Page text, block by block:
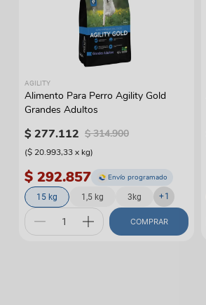
AGILITY
Alimento Para Perro Agility Gold
Grandes Adultos
$277.112 $ 314.900
($ 20.993,33x kg)
$ 292.857 Envío programado
15 kg 1,5 kg 3kg +1
COMPRAR